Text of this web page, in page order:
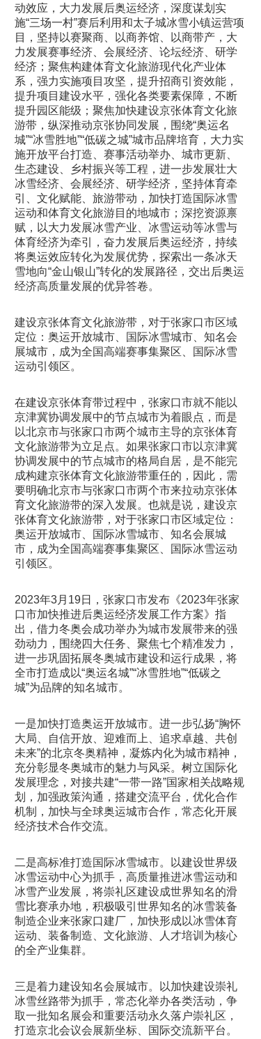
动效应，大力发展后奥运经济，深度谋划实
施“三场一村”赛后利用和太子城冰雪小镇运营项
目，坚持以赛聚商、以商养馆、以商带产，大
力发展赛事经济、会展经济、论坛经济、研学
经济；聚焦构建体育文化旅游现代化产业体
系，强力实施项目攻坚，提升招商引资效能，
提升项目建设水平，强化各类要素保障，不断
提升园区能级；聚焦加快建设京张体育文化旅
游带，纵深推动京张协同发展，围绕“奥运名
城”“冰雪胜地”“低碳之城”城市品牌培育，大力实
施开放平台打造、赛事活动举办、城市更新、
生态建设、乡村振兴等工程，进一步发展壮大
冰雪经济、会展经济、研学经济，坚持体育牵
引、文化赋能、旅游带动，加快打造国际冰雪
运动和体育文化旅游目的地城市；深挖资源禀
赋，以大力发展冰雪产业、冰雪运动等冰雪与
体育经济为牵引，奋力发展后奥运经济，持续
将奥运效应转化为发展优势，探索出一条冰天
雪地向“金山银山”转化的发展路径，交出后奥运
经济高质量发展的优异答卷。
建设京张体育文化旅游带，对于张家口市区域
定位：奥运开放城市、国际冰雪城市、知名会
展城市，成为全国高端赛事集聚区、国际冰雪
运动引领区。
在建设京张体育带过程中，张家口市就不能以
京津冀协调发展中的节点城市为着眼点，而是
以北京市与张家口市两个城市主导的京张体育
文化旅游带为立足点。如果张家口市以京津冀
协调发展中的节点城市的格局自居，是不能完
成构建京张体育文化旅游带重任的，因此，需
要明确北京市与张家口市两个市来拉动京张体
育文化旅游带的深入发展。也就是说，建设京
张体育文化旅游带，对于张家口市区域定位：
奥运开放城市、国际冰雪城市、知名会展城
市，成为全国高端赛事集聚区、国际冰雪运动
引领区。
2023年3月19日，张家口市发布《2023年张家
口市加快推进后奥运经济发展工作方案》指
出，借力冬奥会成功举办为城市发展带来的强
劲动力，围绕四大任务、聚焦七个精准发力，
进一步巩固拓展冬奥城市建设和运行成果，将
全市打造成以“奥运名城”“冰雪胜地”“低碳之
城”为品牌的知名城市。
一是加快打造奥运开放城市。进一步弘扬“胸怀
大局、自信开放、迎难而上、追求卓越、共创
未来”的北京冬奥精神，凝炼内化为城市精神，
充分彰显冬奥城市的魅力与风采。树立国际化
发展理念，对接共建“一带一路”国家相关战略规
划，加强政策沟通，搭建交流平台，优化合作
机制，加快与全球奥运城市合作，常态化开展
经济技术合作交流。
二是高标准打造国际冰雪城市。以建设世界级
冰雪运动中心为抓手，高质量推进冰雪运动和
冰雪产业发展，将崇礼区建设成世界知名的滑
雪比赛承办地，积极吸引世界知名的冰雪装备
制造企业来张家口建厂，加快形成以冰雪体育
运动、装备制造、文化旅游、人才培训为核心
的全产业集群。
三是着力建设知名会展城市。以加快建设崇礼
冰雪丝路带为抓手，常态化举办各类活动，争
取一批知名展会和重要活动永久落户崇礼区，
打造京北会议会展新坐标、国际交流新平台。